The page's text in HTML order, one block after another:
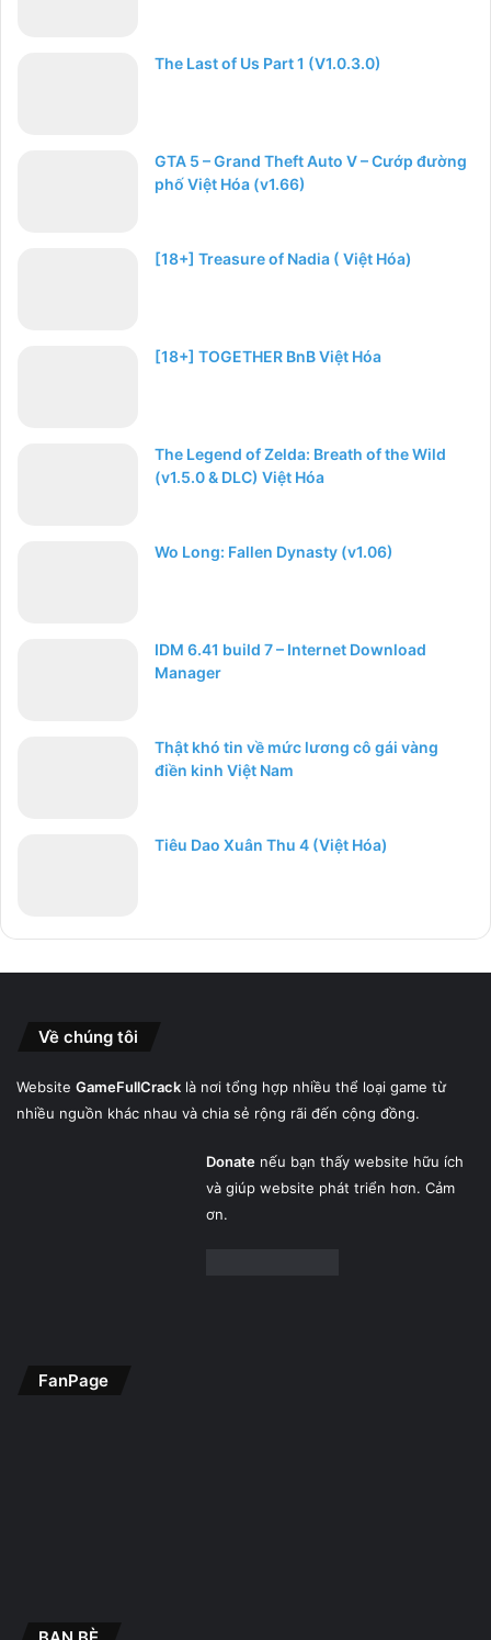
The Last of Us Part 1 (V1.0.3.0)
GTA 5 – Grand Theft Auto V – Cướp đường
phố Việt Hóa (v1.66)
[18+] Treasure of Nadia ( Việt Hóa)
[18+] TOGETHER BnB Việt Hóa
The Legend of Zelda: Breath of the Wild
(v1.5.0 & DLC) Việt Hóa
Wo Long: Fallen Dynasty (v1.06)
IDM 6.41 build 7 – Internet Download
Manager
Thật khó tin về mức lương cô gái vàng
điền kinh Việt Nam
Tiêu Dao Xuân Thu 4 (Việt Hóa)
Về chúng tôi
Website GameFullCrack là nơi tổng hợp nhiều thể loại game từ
nhiều nguồn khác nhau và chia sẻ rộng rãi đến cộng đồng.
Donatenếu bạn thấy website hữu ích
và giúp website phát triển hơn. Cảm
ơn.
FanPage